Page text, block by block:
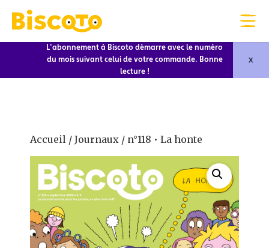
L'abonnement à Biscoto démarre avec le numéro
du mois suivant celui de votre commande. Bonne
lecture !
x
Accueil / Journaux / n°118 • La honte